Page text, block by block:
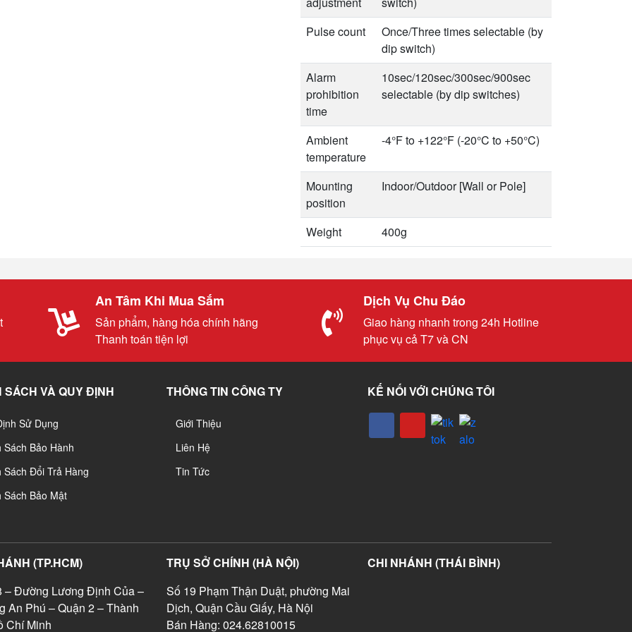
Pulse count
Once/Three times selectable (by
dip switch)
Alarm
prohibition
time
10sec/120sec/300sec/900sec
selectable (by dip switches)
Ambient
temperature
-4°F to +122°F (-20°C to +50°C)
Mounting
position
Indoor/Outdoor [Wall or Pole]
Weight 400g
An Tâm Khi Mua Sắm
Sản phẩm, hàng hóa chính hãng
Thanh toán tiện lợi
Dịch Vụ Chu Đáo
Giao hàng nhanh trong 24h Hotline
phục vụ cả T7 và CN
SÁCH VÀ QUY ĐỊNH
Sử Dụng
Sách Bảo Hành
Sách Đổi Trả Hàng
Sách Bảo Mật
THÔNG TIN CÔNG TY
Giới Thiệu
Liên Hệ
Tin Tức
KẾ NỐI VỚI CHÚNG TÔI
(TP.HCM)
– Đường Lương Định Của –
An Phú – Quận 2 – Thành
Chí Minh
TRỤ SỞ CHÍNH (HÀ NỘI)
Số 19 Phạm Thận Duật, phường Mai
Dịch, Quận Cầu Giấy, Hà Nội
Bán Hàng: 024.62810015
CHI NHÁNH (THÁI BÌNH)